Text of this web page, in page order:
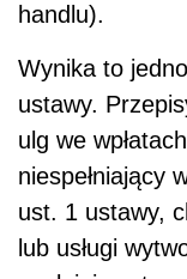
handlu).
Wynika to
ustawy.
ulg we
niespełniający
ust. 1 ustawy,
lub usługi